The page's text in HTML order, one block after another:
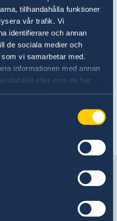
tillhandahålla funktioner
vår trafik. Vi
identifierare och annan
de sociala medier och
vi samarbetar med.
informationen med annan
eller som de har
deras tjänster.
är frivillig och
uds-